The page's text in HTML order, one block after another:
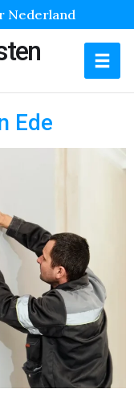
Nederland
Ede